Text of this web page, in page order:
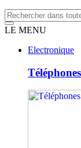
LE MENU
Electronique